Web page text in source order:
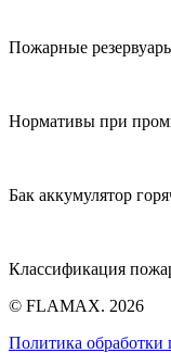
Пожарные
Нормативы при
Бак аккумулятор
Классификация
© FLAMAX. 2026
Политика